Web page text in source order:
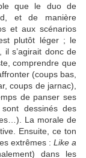
que le duo de
et de manière
et aux scénarios
plutôt léger ; le
s’agirait donc de
comprendre que
(coups bas,
coups de jarnac),
de panser ses
dessinés des
La morale de
Ensuite, ce ton
extrêmes : Like a
dans les